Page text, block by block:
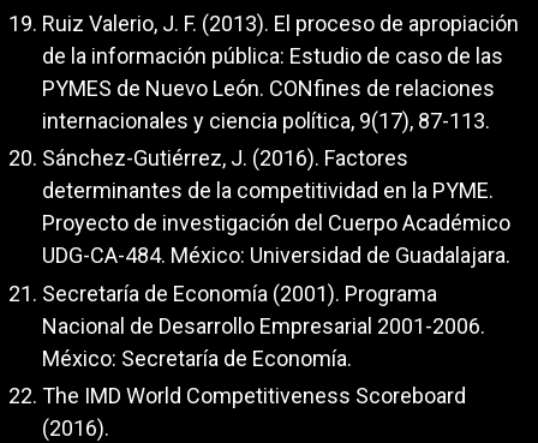
Ruiz Valerio, J. F. (2013). El proceso de apropiación
de la información pública: Estudio de caso de las
PYMES de Nuevo León. CONfines de relaciones
internacionales y ciencia política, 9(17), 87-113.
Sánchez-Gutiérrez, J. (2016). Factores
determinantes de la competitividad en la PYME.
Proyecto de investigación del Cuerpo Académico
UDG-CA-484. México: Universidad de Guadalajara.
Secretaría de Economía (2001). Programa
Nacional de Desarrollo Empresarial 2001-2006.
México: Secretaría de Economía.
The IMD World Competitiveness Scoreboard
(2016).